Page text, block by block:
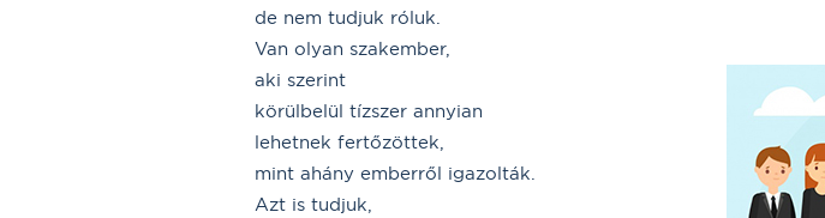
de nem tudjuk róluk.
Van olyan szakember,
aki szerint
körülbelül tízszer annyian
lehetnek fertőzöttek,
mint ahány emberről igazolták.
Azt is tudjuk,